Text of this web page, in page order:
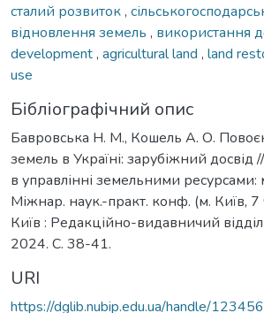
сталий розвиток,
відновлення земель , використання
development, agricultural land , land
use
Бібліографічний опис
Бавровська Н. М., Кошель А. О.
земель в Україні: зарубіжний досвід
в управлінні земельними ресурсами:
Міжнар. наук.-практ. конф. (м. Київ,
Київ : Редакційно-видавничий
2024. С. 38-41.
URI
https://dglib.nubip.edu.ua/handle/